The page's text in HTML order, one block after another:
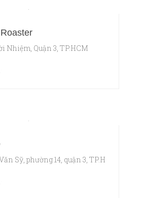
Nhiệm, Quận 3, TP.HCM
Sỹ, phường 14, quận 3, TP.HCM